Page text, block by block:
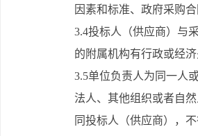
因素和标准、政府采购
3.4投标人（供应商）与
的附属机构有行政或经
3.5单位负责人为同一人
法人、其他组织或者自
同投标人（供应商），